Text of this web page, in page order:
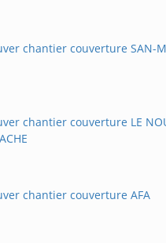
chantier couverture SAN-
chantier couverture LE
chantier couverture AFA